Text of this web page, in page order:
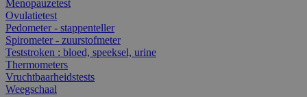
Menopauzetest
Ovulatietest
Pedometer - stappenteller
Spirometer - zuurstofmeter
Teststroken : bloed, speeksel, urine
Thermometers
Vruchtbaarheidstests
Weegschaal